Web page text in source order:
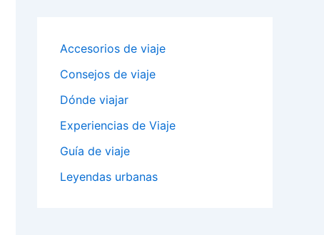
Accesorios de viaje
Consejos de viaje
Dónde viajar
Experiencias de Viaje
Guía de viaje
Leyendas urbanas